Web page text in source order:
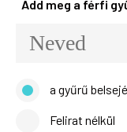
Add meg a férfi
a gyűrű
Felirat nélkül